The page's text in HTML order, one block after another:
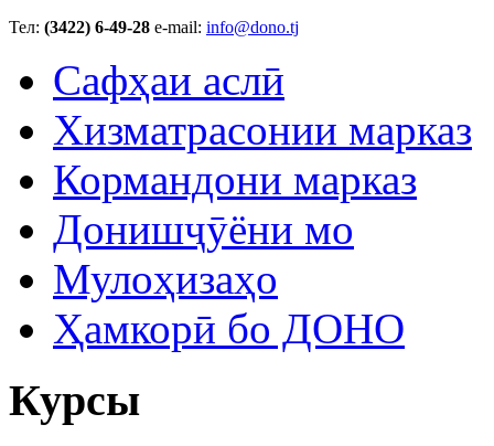
Тел: (3422) 6-49-28 e-mail: info@dono.tj
Сафҳаи аслӣ
Хизматрасонии марказ
Кормандони марказ
Донишҷӯёни мо
Мулоҳизаҳо
Ҳамкорӣ бо ДОНО
Курсы